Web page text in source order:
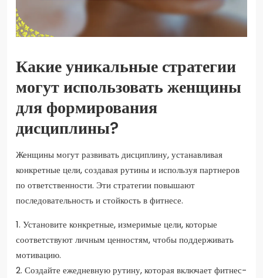
Какие уникальные стратегии
могут использовать женщины
для формирования
дисциплины?
Женщины могут развивать дисциплину, устанавливая
конкретные цели, создавая рутины и используя партнеров
по ответственности. Эти стратегии повышают
последовательность и стойкость в фитнесе.
1. Установите конкретные, измеримые цели, которые
соответствуют личным ценностям, чтобы поддерживать
мотивацию.
2. Создайте ежедневную рутину, которая включает фитнес-